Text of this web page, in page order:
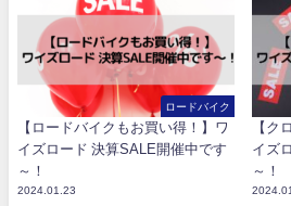
ロードバイク
【ロードバイクもお買い得！】ワ
イズロード 決算SALE開催中です
～！
2024.01.23
【ク
イズ
～！